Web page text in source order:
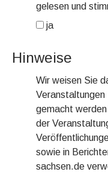
gelesen und
ja
Hinweise
Wir weisen Sie
Veranstaltungen
gemacht
der
sowie in
sachsen.de